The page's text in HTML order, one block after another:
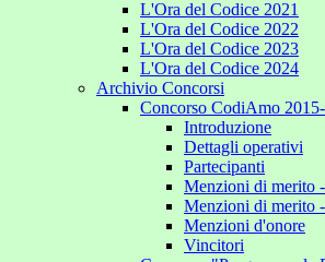
L'Ora del Codice 2021
L'Ora del Codice 2022
L'Ora del Codice 2023
L'Ora del Codice 2024
Archivio Concorsi
Concorso CodiAmo
Introduzione
Dettagli operativi
Partecipanti
Menzioni di merito
Menzioni di merito
Menzioni d'onore
Vincitori